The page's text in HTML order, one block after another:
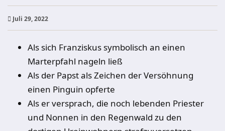
Juli 29, 2022
Als sich Franziskus symbolisch an einen
Marterpfahl nageln ließ
Als der Papst als Zeichen der Versöhnung
einen Pinguin opferte
Als er versprach, die noch lebenden Priester
und Nonnen in den Regenwald zu den